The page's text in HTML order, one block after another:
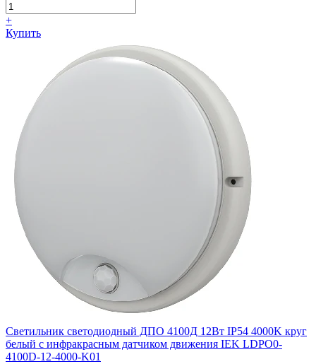
+
Купить
Светильник светодиодный ДПО 4100Д 12Вт IP54 4000K круг
белый с инфракрасным датчиком движения IEK LDPO0-
4100D-12-4000-K01